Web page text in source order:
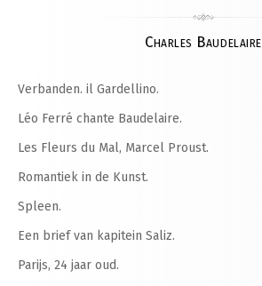
Charles Baudelaire
Verbanden. il Gardellino.
Léo Ferré chante Baudelaire.
Les Fleurs du Mal, Marcel Proust.
Romantiek in de Kunst.
Spleen.
Een brief van kapitein Saliz.
Parijs, 24 jaar oud.